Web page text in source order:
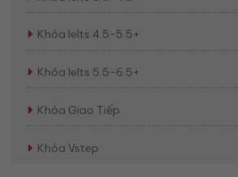
Khóa Ielts 4.5-5.5+
Khóa Ielts 5.5-6.5+
Khóa Giao Tiếp
Khóa Vstep